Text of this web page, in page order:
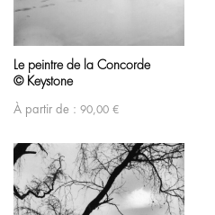
Le peintre de la Concorde
© Keystone
À partir de : 90,00 €